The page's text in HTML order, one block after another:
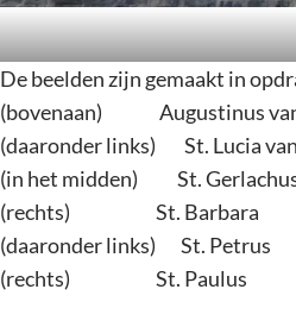
De beelden zijn gemaakt in
(bovenaan) Augustinus
(daaronder links) St. Lucia
(in het midden) St.
(rechts) St. Barbara
(daaronder links) St. Petrus
(rechts) St. Paulus